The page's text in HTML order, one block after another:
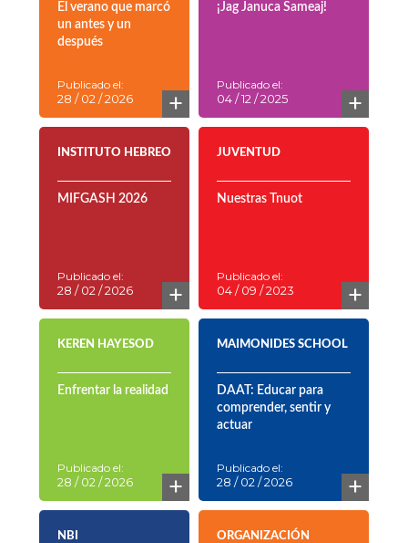
El verano que marcó
un antes y un
después
Publicado el:
28 / 02 / 2026 +
¡Jag Januca Sameaj!
Publicado el:
04 / 12 / 2025 +
INSTITUTO HEBREO
MIFGASH 2026
Publicado el:
28 / 02 / 2026 +
JUVENTUD
Nuestras Tnuot
Publicado el:
04 / 09 / 2023 +
KEREN HAYESOD
Enfrentar la realidad
Publicado el:
28 / 02 / 2026 +
MAIMONIDES SCHOOL
DAAT: Educar para
comprender, sentir y
actuar
Publicado el:
28 / 02 / 2026 +
NBI
ORGANIZACIÓN